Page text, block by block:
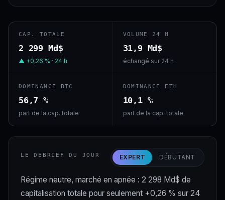
CAP. TOTALE
2 299 Md$
▲ +0,26 % · 24 h
VOLUME 24 H
31,9 Md$
échangé sur 24 h
DOMINANCE BTC
56,7 %
part de la cap. totale
DOMINANCE ETH
10,1 %
part de la cap. totale
LE DÉBRIEF DU JOUR EXPERT DÉBUTANT
Régime neutre, marché en apnée : 2 298 Md$ de
capitalisation totale pour seulement +0,26 % sur 24